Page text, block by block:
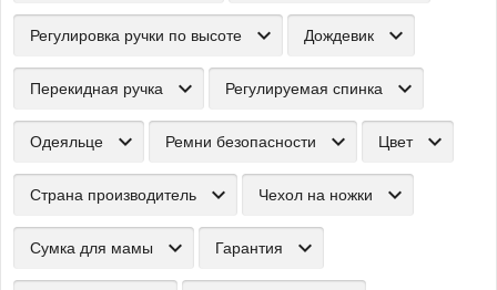
Регулировка ручки по высоте Дождевик
Перекидная ручка Регулируемая спинка
Одеяльце Ремни безопасности Цвет
Страна производитель Чехол на ножки
Сумка для мамы Гарантия